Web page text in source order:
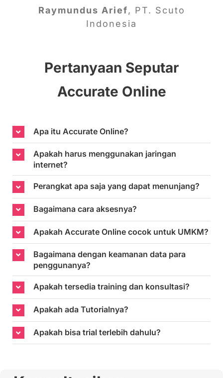
Raymundus Arief, PT. Scuto
Indonesia
Valencia Wiradjaja
Xi Fu Tang
Indonesia
Pertanyaan Seputar
Accurate Online
Apa itu Accurate Online?
Apakah harus menggunakan jaringan
internet?
Perangkat apa saja yang dapat menunjang?
Bagaimana cara aksesnya?
Apakah Accurate Online cocok untuk UMKM?
Bagaimana dengan keamanan data para
penggunanya?
Apakah tersedia training dan konsultasi?
Apakah ada Tutorialnya?
Apakah bisa trial terlebih dahulu?